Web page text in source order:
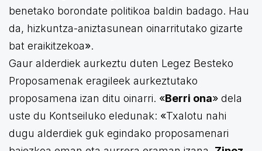
benetako borondate politikoa baldin badago. Hau
da, hizkuntza-aniztasunean oinarritutako gizarte
bat eraikitzekoa».
Gaur alderdiek aurkeztu duten Legez Besteko
Proposamenak eragileek aurkeztutako
proposamena izan ditu oinarri. «Berri ona» dela
uste du Kontseiluko eledunak: «Txalotu nahi
dugu alderdiek guk egindako proposamenari